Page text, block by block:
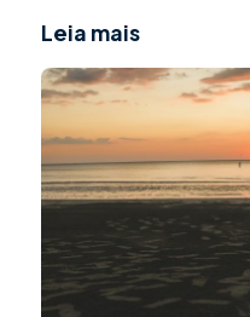
Leia mais